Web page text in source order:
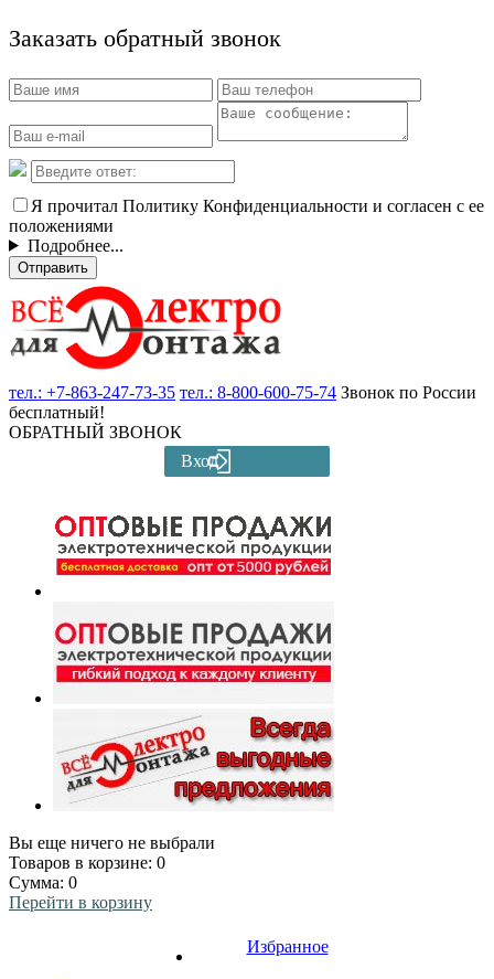
Заказать обратный звонок
Я прочитал Политику Конфиденциальности и согласен с ее
положениями
Подробнее...
Отправить
тел.: +7-863-247-73-35 тел.: 8-800-600-75-74 Звонок по России
бесплатный!
ОБРАТНЫЙ ЗВОНОК
Вход
Вы еще ничего не выбрали
Товаров в корзине: 0
Сумма: 0
Перейти в корзину
Избранное